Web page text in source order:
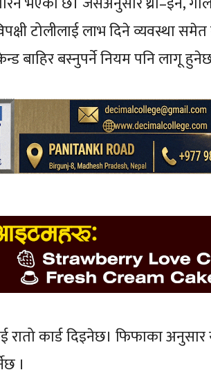
टोलीलाई लाभ दिने व्यवस्था
बाहिर बस्नुपर्ने नियम पनि लागू
रातो कार्ड दिइनेछ। फिफाका
।